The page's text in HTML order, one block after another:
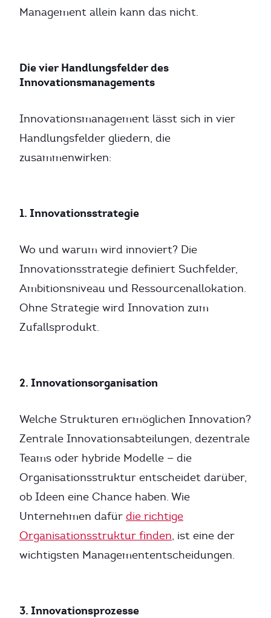
Management allein kann das nicht.
Die vier Handlungsfelder des
Innovationsmanagements
Innovationsmanagement lässt sich in vier
Handlungsfelder gliedern, die
zusammenwirken:
1. Innovationsstrategie
Wo und warum wird innoviert? Die
Innovationsstrategie definiert Suchfelder,
Ambitionsniveau und Ressourcenallokation.
Ohne Strategie wird Innovation zum
Zufallsprodukt.
2. Innovationsorganisation
Welche Strukturen ermöglichen Innovation?
Zentrale Innovationsabteilungen, dezentrale
Teams oder hybride Modelle — die
Organisationsstruktur entscheidet darüber,
ob Ideen eine Chance haben. Wie
Unternehmen dafür die richtige
Organisationsstruktur finden, ist eine der
wichtigsten Managemententscheidungen.
3. Innovationsprozesse